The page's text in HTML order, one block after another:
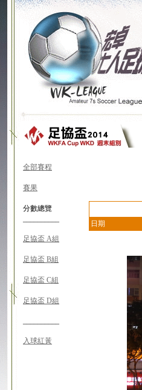
全部賽程
賽果
分數總覽
足協盃 A組
足協盃 B組
足協盃 C組
足協盃 D組
入球紅黃
日期